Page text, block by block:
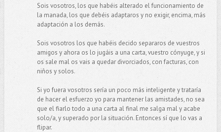
Sois vosotros, los que habéis alterado el funcionamiento de
la manada, los que debéis adaptaros y no exigir, encima, más
adaptación a los demás.
Sois vosotros los que habéis decido separaros de vuestros
amigos y ahora os lo jugáis a una carta, vuestro cónyuge, y si
os sale mal os vais a quedar divorciados, con facturas, con
niños y solos.
Si yo fuera vosotros sería un poco más inteligente y trataría
de hacer el esfuerzo yo para mantener las amistades, no sea
que el fiarlo todo a una carta al final me salga mal y acabe
solo/a, y superado por la situación. Entonces sí que lo vas a
flipar.